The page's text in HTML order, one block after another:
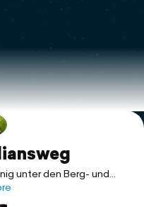
unter den Berg- und
Alpen. Er führt auf
genau auf der Naht